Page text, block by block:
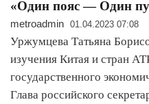
«Один пояс — Один
metroadmin 01.04.2023 07:08
Уржумцева Татьяна
изучения Китая и стран
государственного
Глава российского